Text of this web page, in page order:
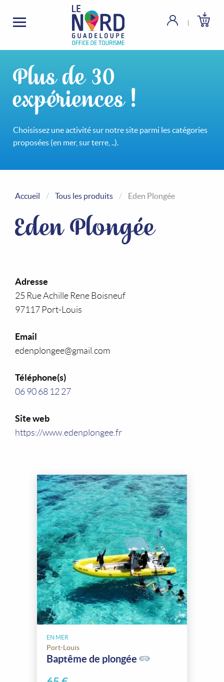
Plus de 30
expériences !
Choisissez une activité sur notre site parmi les catégories
proposées (en mer, sur terre, ..).
Accueil Tous les produits Eden Plongée
Eden Plongée
Adresse
25 Rue Achille Rene Boisneuf
97117 Port-Louis
Email
edenplongee@gmail.com
Téléphone(s)
06 90 68 12 27
Site web
https://www.edenplongee.fr
EN MER
Port-Louis
Baptême de plongée